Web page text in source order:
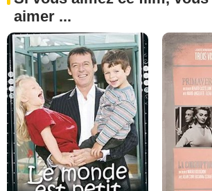
aimer ...